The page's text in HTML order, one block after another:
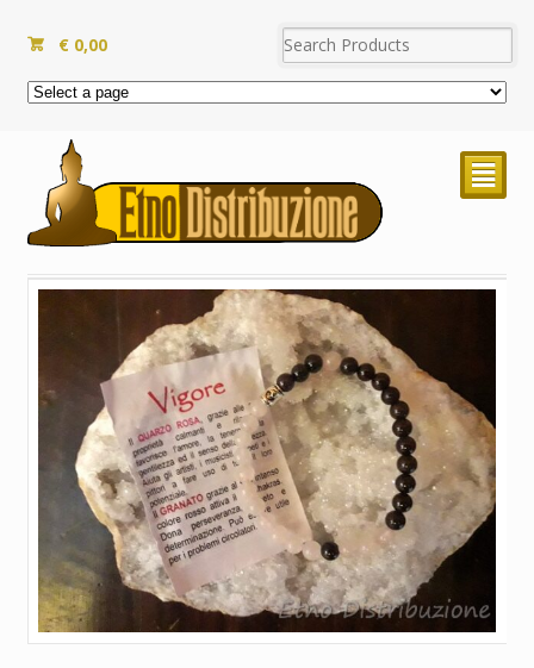
€ 0,00
²